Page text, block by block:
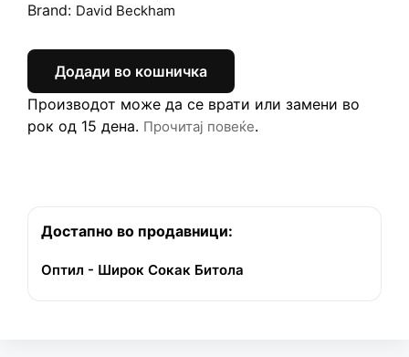
Brand: David Beckham
Додади во кошничка
Производот може да се врати или замени во
рок од 15 дена. Прочитај повеќе.
Достапно во продавници:
Оптил - Широк Сокак Битола